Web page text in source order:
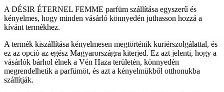
A DÉSIR ÉTERNEL FEMME parfüm szállítása egyszerű és
kényelmes, hogy minden vásárló könnyedén juthasson hozzá a
kívánt termékhez.
A termék kiszállítása kényelmesen megtörténik kuriérszolgálattal, és
ez az opció az egész Magyarországra kiterjed. Ez azt jelenti, hogy a
vásárlók bárhol élnek a Vén Haza területén, könnyedén
megrendelhetik a parfümöt, és azt a kényelmükből otthonukba
szállítják.